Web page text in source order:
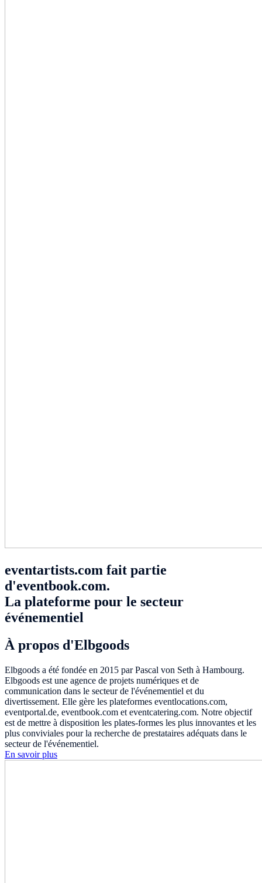
eventartists.com fait partie
d'eventbook.com.
La plateforme pour le secteur
événementiel
À propos d'Elbgoods
Elbgoods a été fondée en 2015 par Pascal von Seth à Hambourg.
Elbgoods est une agence de projets numériques et de
communication dans le secteur de l'événementiel et du
divertissement. Elle gère les plateformes eventlocations.com,
eventportal.de, eventbook.com et eventcatering.com. Notre objectif
est de mettre à disposition les plates-formes les plus innovantes et les
plus conviviales pour la recherche de prestataires adéquats dans le
secteur de l'événementiel.
En savoir plus